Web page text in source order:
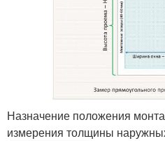
Назначение положения
измерения толщины